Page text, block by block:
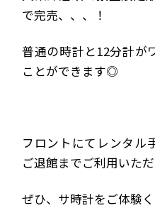
で完売、、、！
普通の時計と12分計が
ことができます◎
フロントにてレンタル
ご退館までご利用いただ
ぜひ、サ時計をご体験